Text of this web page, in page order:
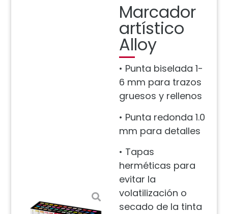
Marcador
artístico
Alloy
• Punta biselada 1-
6 mm para trazos
gruesos y rellenos
• Punta redonda 1.0
mm para detalles
• Tapas
herméticas para
evitar la
volatilización o
secado de la tinta